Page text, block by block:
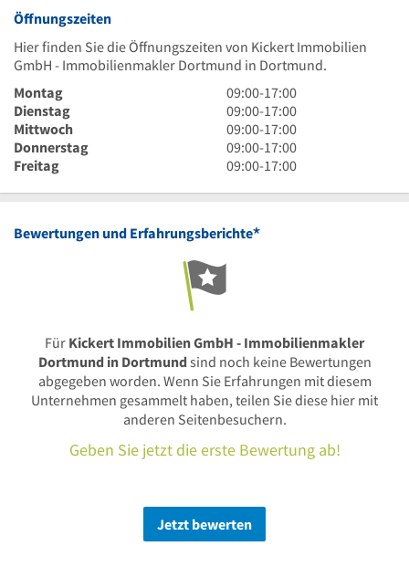
Öffnungszeiten
Hier finden Sie die Öffnungszeiten von Kickert Immobilien
GmbH - Immobilienmakler Dortmund in Dortmund.
Montag
9
Uhr
bis
17
Uhr
09:00-17:00
Dienstag
9
Uhr
bis
17
09:00-17:00
Mittwoch
9
Uhr
bis
Uhr
09:00-17:00
Donnerstag
9
Uhr
17
09:00-17:00
Freitag
9
bis
Uhr
09:00-17:00
Bewertungen und Erfahrungsberichte*
Für Kickert Immobilien GmbH - Immobilienmakler
Dortmund in Dortmund sind noch keine Bewertungen
abgegeben worden. Wenn Sie Erfahrungen mit diesem
Unternehmen gesammelt haben, teilen Sie diese hier mit
anderen Seitenbesuchern.
Geben Sie jetzt die erste Bewertung ab!
Jetzt bewerten